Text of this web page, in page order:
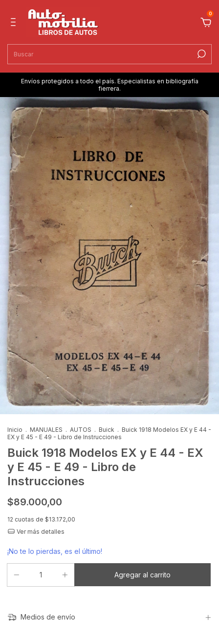
0
Envíos protegidos a todo el país. Especialistas en bibliografía
fierrera.
Inicio . MANUALES . AUTOS . Buick . Buick 1918 Modelos EX y E 44 -
EX y E 45 - E 49 - Libro de Instrucciones
Buick 1918 Modelos EX y E 44 - EX
y E 45 - E 49 - Libro de
Instrucciones
$89.000,00
12 cuotas de $13.172,00
Ver más detalles
¡No te lo pierdas, es el último!
Medios de envío